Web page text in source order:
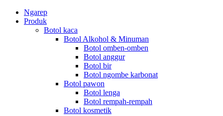
Ngarep
Produk
Botol kaca
Botol Alkohol & Minuman
Botol omben-omben
Botol anggur
Botol bir
Botol ngombe karbonat
Botol pawon
Botol lenga
Botol rempah-rempah
Botol kosmetik